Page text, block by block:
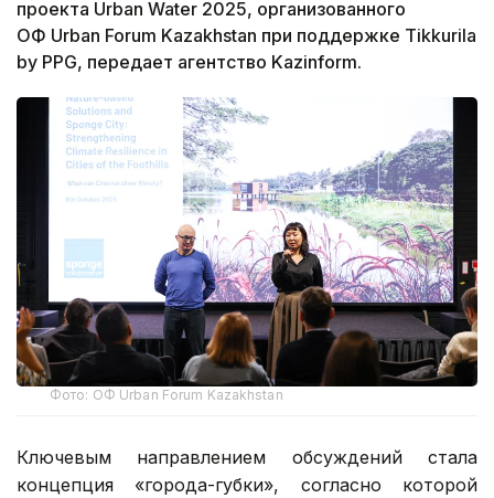
проекта Urban Water 2025, организованного
ОФ Urban Forum Kazakhstan при поддержке Tikkurila
by PPG, передает агентство Kazinform.
Фото: ОФ Urban Forum Kazakhstan
Ключевым направлением обсуждений стала
концепция «города-губки», согласно которой